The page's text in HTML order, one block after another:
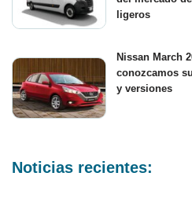
ligeros
Nissan March
conozcamos
y versiones
Noticias recientes: